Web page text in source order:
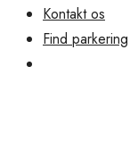
Kontakt os
Find parkering